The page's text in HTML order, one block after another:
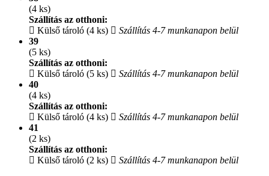
(4 ks)
Szállítás az otthoni:
Külső tároló (4 ks)
Szállítás 4-7 munkanapon belül
39
(5 ks)
Szállítás az otthoni:
Külső tároló (5 ks)
Szállítás 4-7 munkanapon belül
40
(4 ks)
Szállítás az otthoni:
Külső tároló (4 ks)
Szállítás 4-7 munkanapon belül
41
(2 ks)
Szállítás az otthoni:
Külső tároló (2 ks)
Szállítás 4-7 munkanapon belül